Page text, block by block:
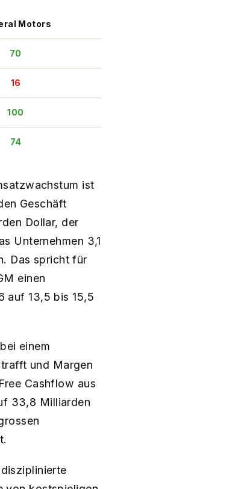
Motors
70
16
100
74
ist
Geschäft
Dollar, der
Unternehmen 3,1
Das spricht für
einen
auf 13,5 bis 15,5
einem
und Margen
Cashflow aus
33,8 Milliarden